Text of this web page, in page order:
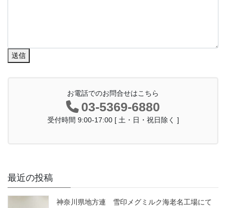
送信
お電話でのお問合せはこちら
03-5369-6880
受付時間 9:00-17:00 [ 土・日・祝日除く ]
最近の投稿
神奈川県地方連 雪印メグミルク海老名工場にて